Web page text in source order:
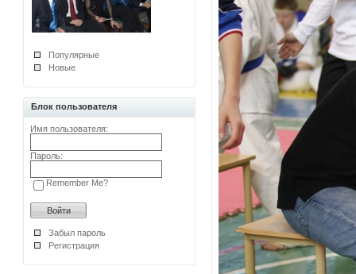
Популярные
Новые
Блок пользователя
Имя пользователя:
Пароль:
Remember Me?
Забыл пароль
Регистрация